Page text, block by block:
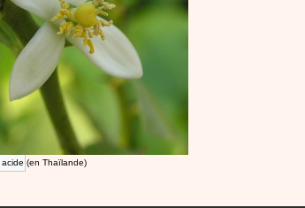
(en Thaïlande)